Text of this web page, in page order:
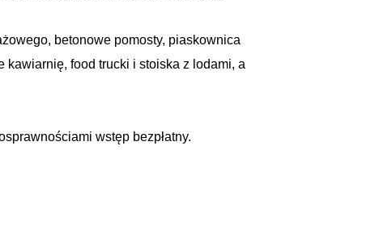
betonowe pomosty, piaskownica
kawiarnię, food trucki i stoiska z lodami, a
wstęp bezpłatny.